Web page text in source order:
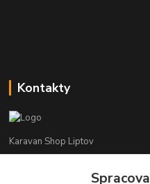
Kontakty
Karavan Shop Liptov
+421 903 626 885